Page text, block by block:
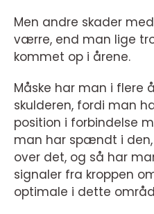
Men andre skader
værre, end man lige
kommet op i årene.
Måske har man i flere
skulderen, fordi man
position i forbindelse
man har spændt i
over det, og så har
signaler fra kroppen
optimale i dette